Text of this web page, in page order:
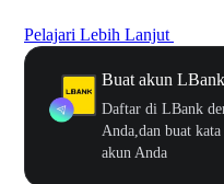
Pelajari Lebih Lanjut
Buat akun
Daftar di LBank
Anda,dan buat
akun Anda